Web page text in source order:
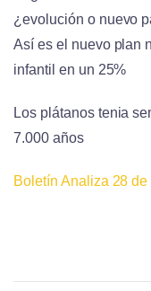
¿evolución o nuevo
Así es el nuevo plan
infantil en un 25%
Los plátanos tenia
7.000 años
Boletín Analiza 28 de